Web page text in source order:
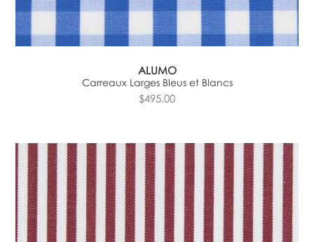
ALUMO
Carreaux Larges Bleus et Blancs
$495.00